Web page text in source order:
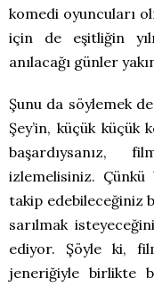
komedi oyuncuları
için de eşitliğin
anılacağı günler
Şunu da söylemek
Şey’in, küçük
başardıysanız,
izlemelisiniz. Çünkü
takip edebileceğiniz
sarılmak
ediyor. Şöyle ki,
jeneriğiyle birlikte